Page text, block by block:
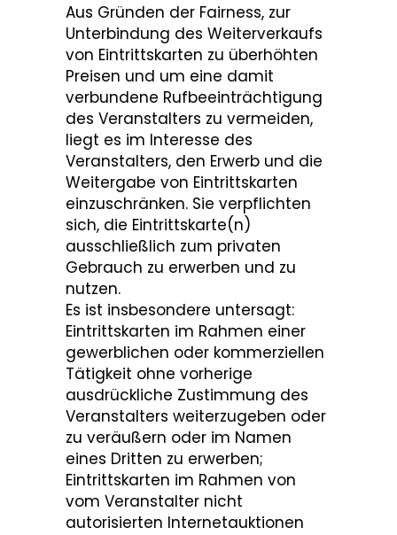
Aus Gründen der Fairness, zur
Unterbindung des Weiterverkaufs
von Eintrittskarten zu überhöhten
Preisen und um eine damit
verbundene Rufbeeinträchtigung
des Veranstalters zu vermeiden,
liegt es im Interesse des
Veranstalters, den Erwerb und die
Weitergabe von Eintrittskarten
einzuschränken. Sie verpflichten
sich, die Eintrittskarte(n)
ausschließlich zum privaten
Gebrauch zu erwerben und zu
nutzen.
Es ist insbesondere untersagt:
Eintrittskarten im Rahmen einer
gewerblichen oder kommerziellen
Tätigkeit ohne vorherige
ausdrückliche Zustimmung des
Veranstalters weiterzugeben oder
zu veräußern oder im Namen
eines Dritten zu erwerben;
Eintrittskarten im Rahmen von
vom Veranstalter nicht
autorisierten Internetauktionen